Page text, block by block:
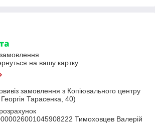
на вашу картку
замовлення з Копіювального центру
Тарасенка, 40)
Тимоховцев Валерій